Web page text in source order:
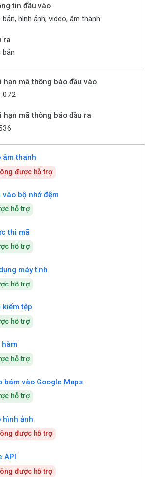
tin đầu vào
bản, hình ảnh, video, âm thanh
ra
bản
hạn mã thông báo đầu vào
hạn mã thông báo đầu ra
âm thanh
được hỗ trợ
vào bộ nhớ đệm
hỗ trợ
thi mã
hỗ trợ
máy tính
hỗ trợ
kiếm tệp
hỗ trợ
hàm
hỗ trợ
bám vào Google Maps
hỗ trợ
hình ảnh
được hỗ trợ
API
được hỗ trợ